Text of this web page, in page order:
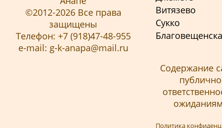
©2012-2026 Все права
защищены
Телефон: +7 (918)47-48-955
e-mail: g-k-anapa@mail.ru
Витязево
Сукко
Содержание
Политика